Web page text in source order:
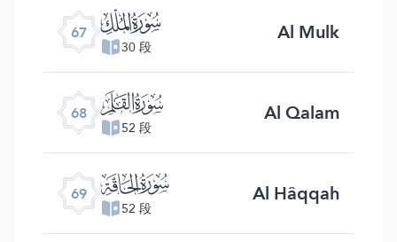
67 ﯰ
30 段 Al Mulk
68 ﯱ
52 段 Al Qalam
69 ﯲ
52 段 Al Hâqqah